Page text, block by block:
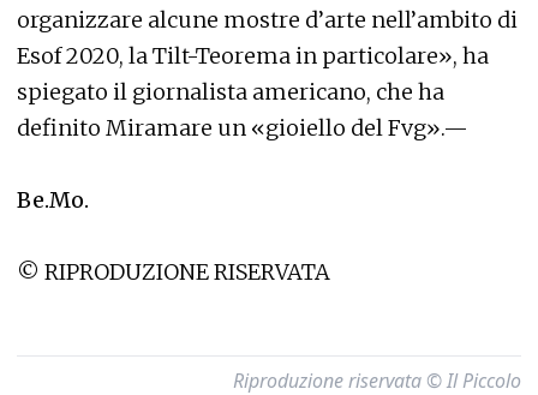
organizzare alcune mostre d’arte nell’ambito di
Esof 2020, la Tilt-Teorema in particolare», ha
spiegato il giornalista americano, che ha
definito Miramare un «gioiello del Fvg».—
Be.Mo.
© RIPRODUZIONE RISERVATA
Riproduzione riservata © Il Piccolo